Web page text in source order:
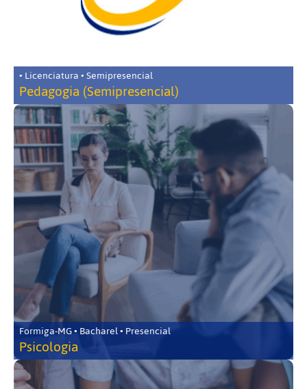
• Licenciatura • Semipresencial
Pedagogia (Semipresencial)
Formiga-MG • Bacharel • Presencial
Psicologia